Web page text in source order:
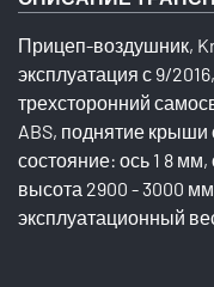
Прицеп-воздушник,
эксплуатация с 9/
трехсторонний
ABS, поднятие крыши
состояние: ось 1 8
высота 2900 - 3000
эксплуатационный